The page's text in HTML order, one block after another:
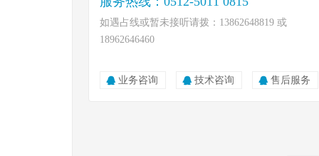
如遇占线或暂未接听请拨：13862648819 或
18962646460
业务咨询 技术咨询 售后服务